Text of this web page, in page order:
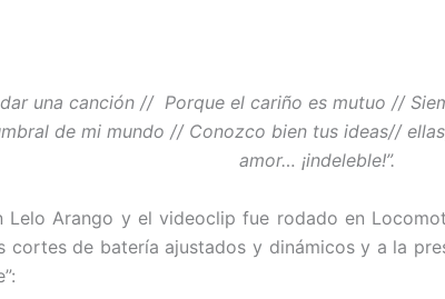
una canción // Porque el cariño es mutuo //
de mi mundo // Conozco bien tus ideas//
amor… ¡indeleble!”.
Arango y el videoclip fue rodado en
cortes de batería ajustados y dinámicos y a la